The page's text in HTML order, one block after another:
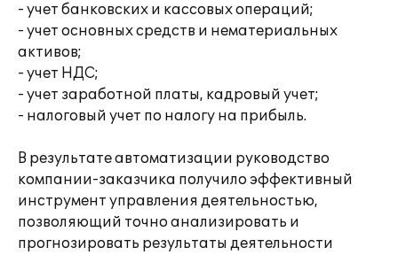
- учет банковских и кассовых операций;
- учет основных средств и нематериальных
активов;
- учет НДС;
- учет заработной платы, кадровый учет;
- налоговый учет по налогу на прибыль.
В результате автоматизации руководство
компании-заказчика получило эффективный
инструмент управления деятельностью,
позволяющий точно анализировать и
прогнозировать результаты деятельности